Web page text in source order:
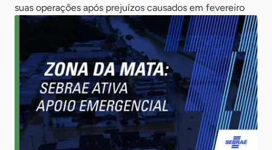
suas operações após prejuízos causados em fevereiro